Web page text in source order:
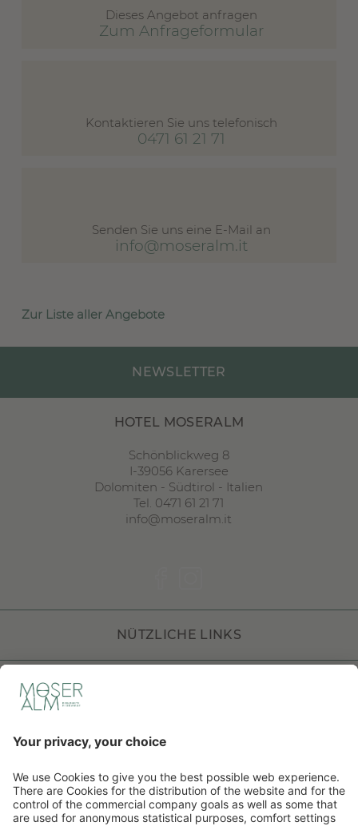
Dieses Angebot anfragen
Zum Anfrageformular
Kontaktieren Sie uns telefonisch
0471 61 21 71
Senden Sie uns eine E-Mail an
info@moseralm.it
Zur Liste aller Angebote
NEWSLETTER
HOTEL MOSERALM
Schönblickweg 8
I-39056 Karersee
Dolomiten - Südtirol - Italien
Tel. 0471 61 21 71
info@moseralm.it
NÜTZLICHE LINKS